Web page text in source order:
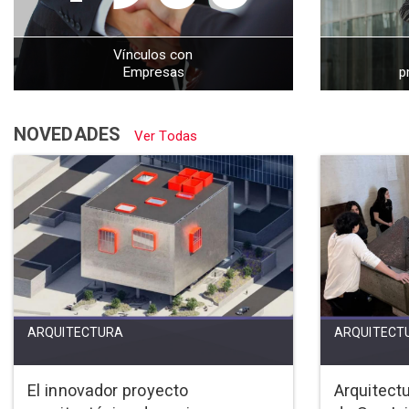
Vínculos con
Empresas
NOVEDADES Ver Todas
ARQUITECTURA
El innovador proyecto